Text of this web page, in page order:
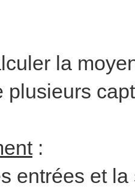
la
plusieurs
:
entrées et